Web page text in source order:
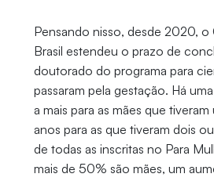
Pensando nisso, desde 2020, o
Brasil estendeu o prazo de
doutorado do programa para
passaram pela gestação. Há
a mais para as mães que
anos para as que tiveram dois
de todas as inscritas no Para
mais de 50% são mães, um